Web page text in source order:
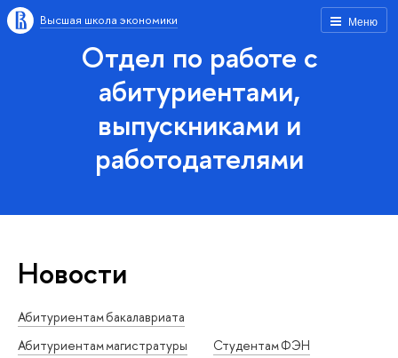
Меню
Высшая школа экономики
Отдел по работе с
абитуриентами,
выпускниками и
работодателями
Новости
Абитуриентам бакалавриата
Абитуриентам магистратуры
Студентам ФЭН